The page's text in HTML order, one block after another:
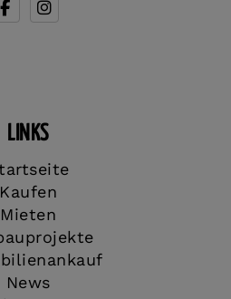
LINKS
Kaufen
Mieten
News